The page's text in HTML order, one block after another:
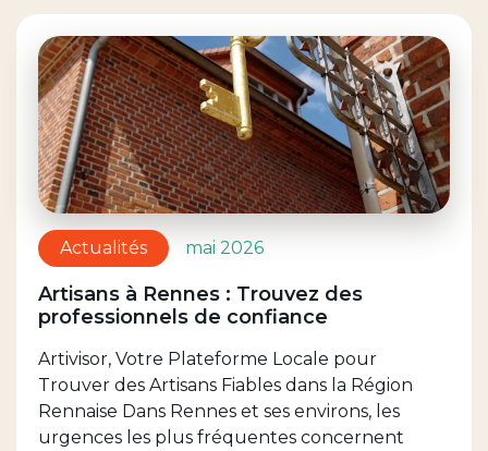
Actualités mai 2026
Artisans à Rennes : Trouvez des
professionnels de confiance
Artivisor, Votre Plateforme Locale pour
Trouver des Artisans Fiables dans la Région
Rennaise Dans Rennes et ses environs, les
urgences les plus fréquentes concernent